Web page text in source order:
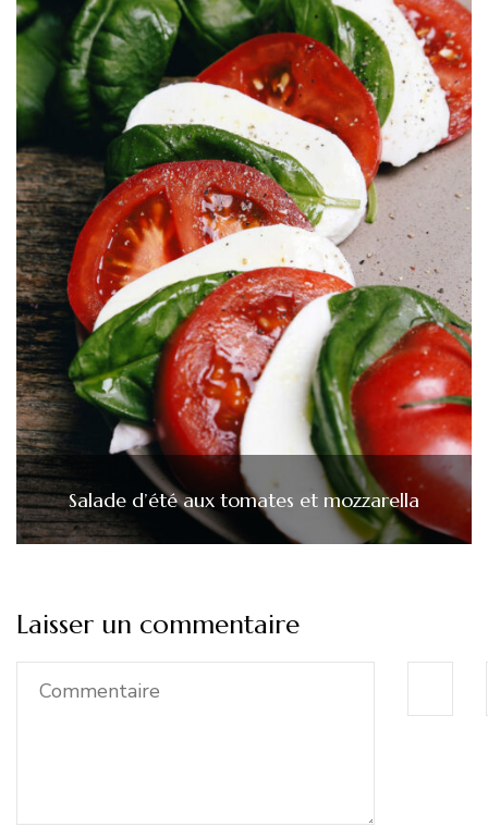
Salade d’été aux tomates et mozzarella
Laisser un commentaire